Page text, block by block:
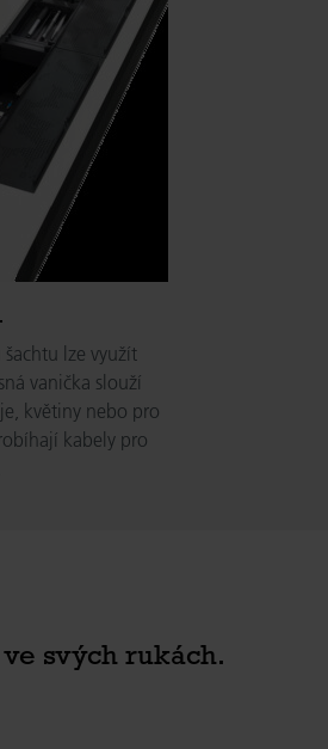
lze využít
vanička slouží
květiny nebo pro
kabely pro
svých rukách.